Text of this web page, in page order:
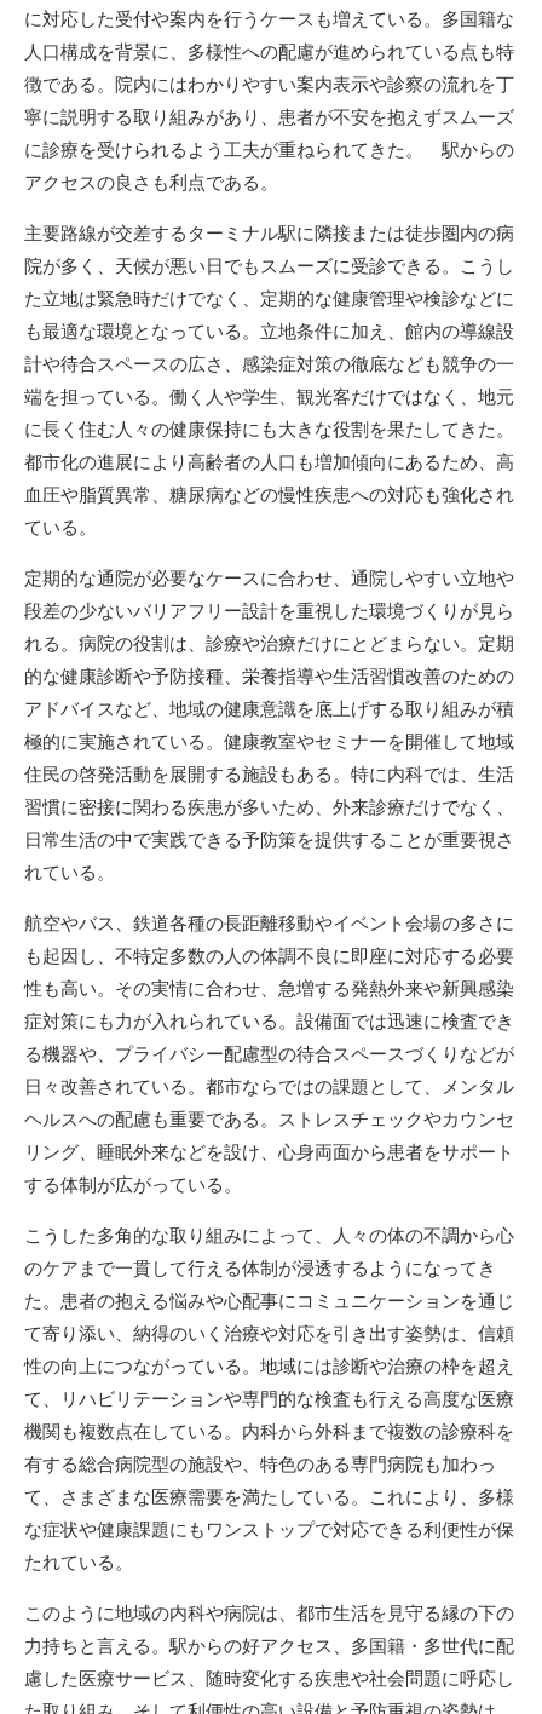
に対応した受付や案内を行うケースも増えている。多国籍な
人口構成を背景に、多様性への配慮が進められている点も特
徴である。院内にはわかりやすい案内表示や診察の流れを丁
寧に説明する取り組みがあり、患者が不安を抱えずスムーズ
に診療を受けられるよう工夫が重ねられてきた。 駅からの
アクセスの良さも利点である。
主要路線が交差するターミナル駅に隣接または徒歩圏内の病
院が多く、天候が悪い日でもスムーズに受診できる。こうし
た立地は緊急時だけでなく、定期的な健康管理や検診などに
も最適な環境となっている。立地条件に加え、館内の導線設
計や待合スペースの広さ、感染症対策の徹底なども競争の一
端を担っている。働く人や学生、観光客だけではなく、地元
に長く住む人々の健康保持にも大きな役割を果たしてきた。
都市化の進展により高齢者の人口も増加傾向にあるため、高
血圧や脂質異常、糖尿病などの慢性疾患への対応も強化され
ている。
定期的な通院が必要なケースに合わせ、通院しやすい立地や
段差の少ないバリアフリー設計を重視した環境づくりが見ら
れる。病院の役割は、診療や治療だけにとどまらない。定期
的な健康診断や予防接種、栄養指導や生活習慣改善のための
アドバイスなど、地域の健康意識を底上げする取り組みが積
極的に実施されている。健康教室やセミナーを開催して地域
住民の啓発活動を展開する施設もある。特に内科では、生活
習慣に密接に関わる疾患が多いため、外来診療だけでなく、
日常生活の中で実践できる予防策を提供することが重要視さ
れている。
航空やバス、鉄道各種の長距離移動やイベント会場の多さに
も起因し、不特定多数の人の体調不良に即座に対応する必要
性も高い。その実情に合わせ、急増する発熱外来や新興感染
症対策にも力が入れられている。設備面では迅速に検査でき
る機器や、プライバシー配慮型の待合スペースづくりなどが
日々改善されている。都市ならではの課題として、メンタル
ヘルスへの配慮も重要である。ストレスチェックやカウンセ
リング、睡眠外来などを設け、心身両面から患者をサポート
する体制が広がっている。
こうした多角的な取り組みによって、人々の体の不調から心
のケアまで一貫して行える体制が浸透するようになってき
た。患者の抱える悩みや心配事にコミュニケーションを通じ
て寄り添い、納得のいく治療や対応を引き出す姿勢は、信頼
性の向上につながっている。地域には診断や治療の枠を超え
て、リハビリテーションや専門的な検査も行える高度な医療
機関も複数点在している。内科から外科まで複数の診療科を
有する総合病院型の施設や、特色のある専門病院も加わっ
て、さまざまな医療需要を満たしている。これにより、多様
な症状や健康課題にもワンストップで対応できる利便性が保
たれている。
このように地域の内科や病院は、都市生活を見守る縁の下の
力持ちと言える。駅からの好アクセス、多国籍・多世代に配
慮した医療サービス、随時変化する疾患や社会問題に呼応し